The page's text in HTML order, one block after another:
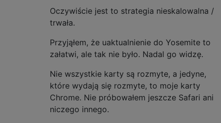
Oczywiście jest to strategia nieskalowalna /
trwała.
Przyjąłem, że uaktualnienie do Yosemite to
załatwi, ale tak nie było. Nadal go widzę.
Nie wszystkie karty są rozmyte, a jedyne,
które wydają się rozmyte, to moje karty
Chrome. Nie próbowałem jeszcze Safari ani
niczego innego.